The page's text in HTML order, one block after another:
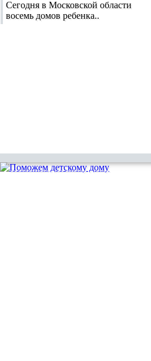
Сегодня в Московской области
восемь домов ребенка..